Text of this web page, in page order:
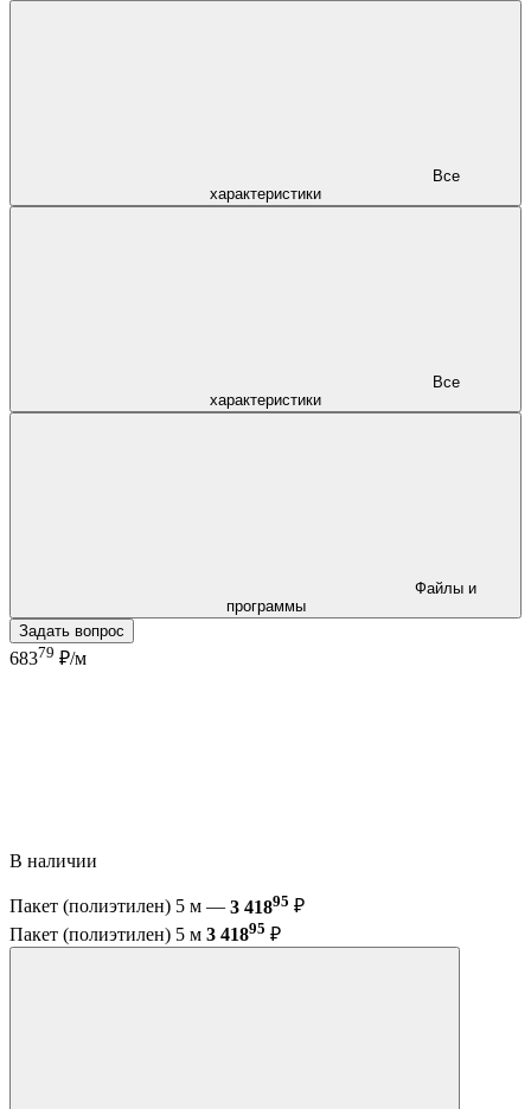
характеристики
характеристики
программы
Задать вопрос
68379 ₽/м
В наличии
Пакет (полиэтилен) 5 м — 3 41895 ₽
Пакет (полиэтилен) 5 м 3 41895 ₽